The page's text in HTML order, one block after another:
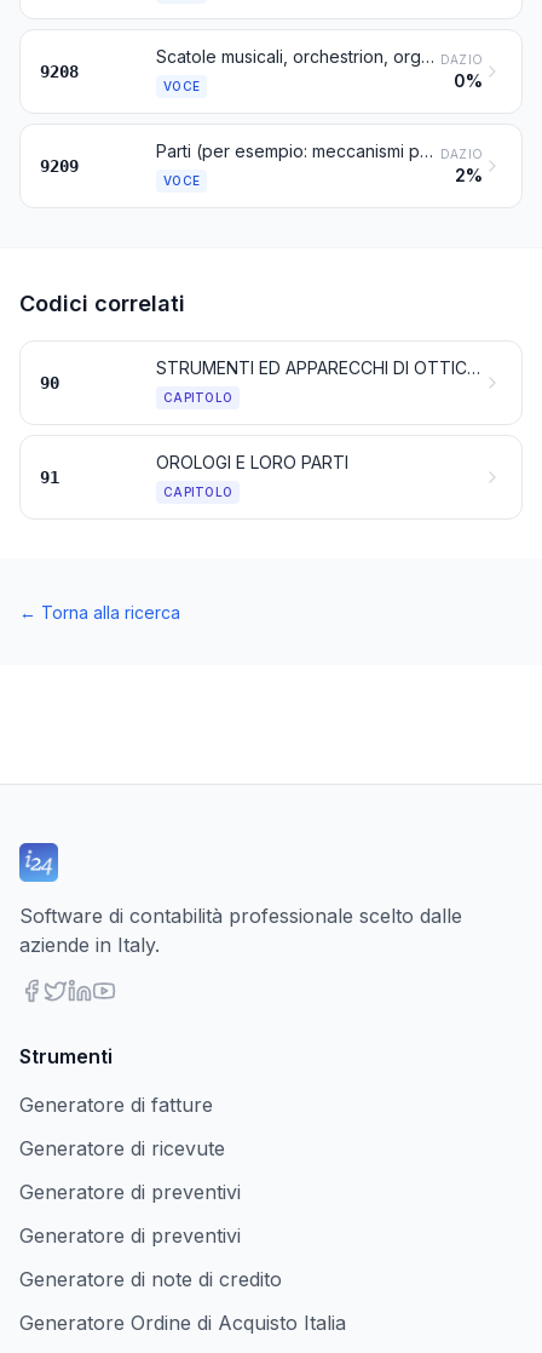
9208
Scatole musicali, orchestrion, organi di Barberia, uccelli cantanti, seghe musicali e altri strumenti musicali non compresi in altre voci di questo capitolo; richiami di ogni genere; fischietti, corni di richiamo ed altri strumenti di chiamata o di segnalazione a bocca
VOCE
DAZIO
0%
9209
Parti (per esempio: meccanismi per scatole musicali) ed accessori (per esempio: carte, dischi e rulli per apparecchi meccanici) di strumenti musicali; metronomi e diapason di ogni specie
VOCE
DAZIO
2%
Codici correlati
90
STRUMENTI ED APPARECCHI DI OTTICA, PER FOTOGRAFIA E PER CINEMATOGRAFIA, DI MISURA, DI CONTROLLO O DI PRECISIONE, STRUMENTI ED APPARECCHI MEDICO-CHIRURGICI; PARTI ED ACCESSORI DI QUESTI STRUMENTI O APPARECCHI
CAPITOLO
91
OROLOGI E LORO PARTI
CAPITOLO
← Torna alla ricerca
Software di contabilità professionale scelto dalle
aziende in Italy.
Strumenti
Generatore di fatture
Generatore di ricevute
Generatore di preventivi
Generatore di preventivi
Generatore di note di credito
Generatore Ordine di Acquisto Italia